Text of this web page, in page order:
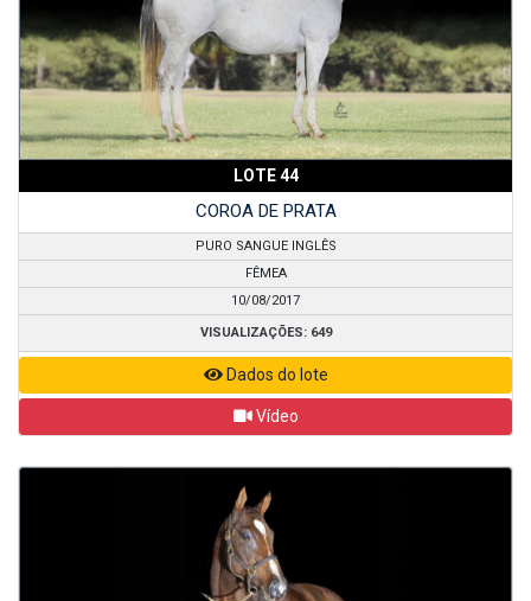
LOTE 44
COROA DE PRATA
PURO SANGUE INGLÊS
FÊMEA
10/08/2017
VISUALIZAÇÕES: 649
Dados do lote
Vídeo